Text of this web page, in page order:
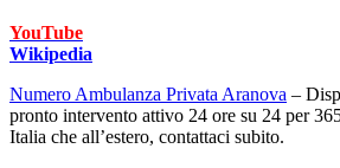
YouTube
Wikipedia
Numero Ambulanza Privata Aranova –
pronto intervento attivo 24 ore su 24 per
Italia che all’estero, contattaci subito.